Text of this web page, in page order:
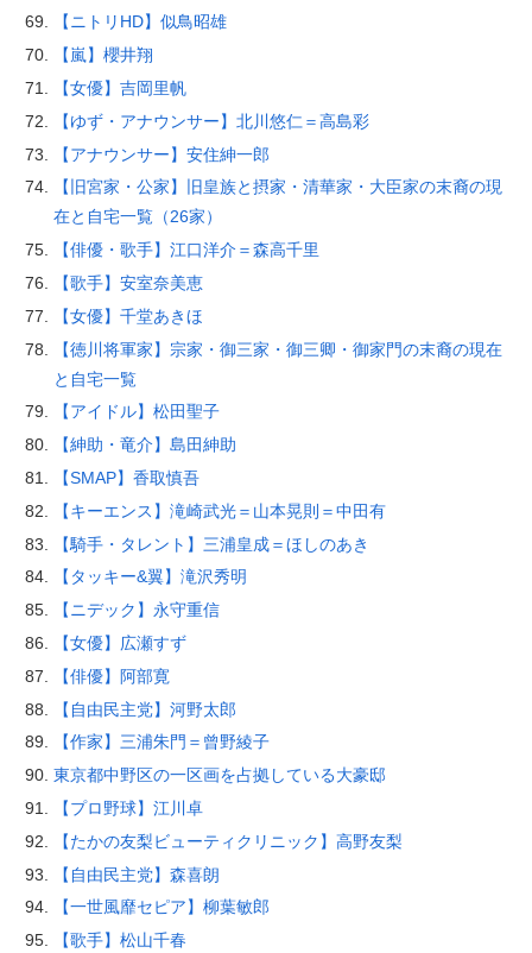
【ニトリHD】似鳥昭雄
【嵐】櫻井翔
【女優】吉岡里帆
【ゆず・アナウンサー】北川悠仁＝高島彩
【アナウンサー】安住紳一郎
【旧宮家・公家】旧皇族と摂家・清華家・大臣家の末裔の現
在と自宅一覧（26家）
【俳優・歌手】江口洋介＝森高千里
【歌手】安室奈美恵
【女優】千堂あきほ
【徳川将軍家】宗家・御三家・御三卿・御家門の末裔の現在
と自宅一覧
【アイドル】松田聖子
【紳助・竜介】島田紳助
【SMAP】香取慎吾
【キーエンス】滝崎武光＝山本晃則＝中田有
【騎手・タレント】三浦皇成＝ほしのあき
【タッキー&翼】滝沢秀明
【ニデック】永守重信
【女優】広瀬すず
【俳優】阿部寛
【自由民主党】河野太郎
【作家】三浦朱門＝曾野綾子
東京都中野区の一区画を占拠している大豪邸
【プロ野球】江川卓
【たかの友梨ビューティクリニック】高野友梨
【自由民主党】森喜朗
【一世風靡セピア】柳葉敏郎
【歌手】松山千春